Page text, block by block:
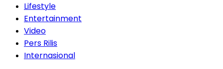
Lifestyle
Entertainment
Video
Pers Rilis
Internasional